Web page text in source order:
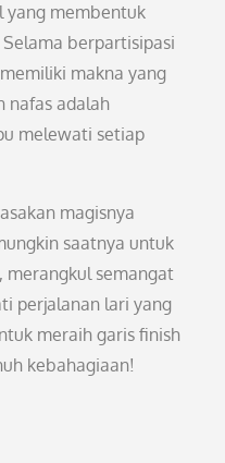
yang membentuk
berpartisipasi
makna yang
nafas adalah
melewati setiap
magisnya
saatnya untuk
merangkul semangat
perjalanan lari yang
meraih garis finish
kebahagiaan!